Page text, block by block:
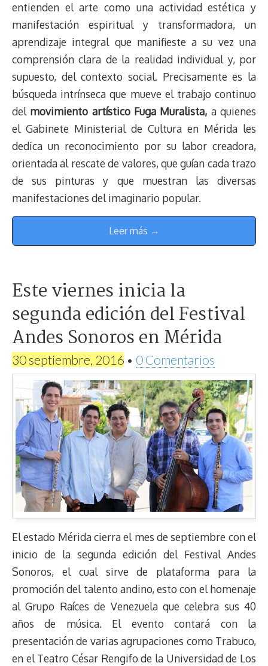
entienden el arte como una actividad estética y
manifestación espiritual y transformadora, un
aprendizaje integral que manifieste a su vez una
comprensión clara de la realidad individual y, por
supuesto, del contexto social. Precisamente es la
búsqueda intrínseca que mueve el trabajo continuo
delmovimiento artístico Fuga Muralista, a quienes
el Gabinete Ministerial de Cultura en Mérida les
dedica un reconocimiento por su labor creadora,
orientada al rescate de valores, que guían cada trazo
de sus pinturas y que muestran las diversas
manifestaciones del imaginario popular.
Leer más →
Este viernes inicia la
segunda edición del Festival
Andes Sonoros en Mérida
30 septiembre, 2016 • 0 Comentarios
El estado Mérida cierra el mes de septiembre con el
inicio de la segunda edición del Festival Andes
Sonoros, el cual sirve de plataforma para la
promoción del talento andino, esto con el homenaje
al Grupo Raíces de Venezuela que celebra sus 40
años de música. El evento contará con la
presentación de varias agrupaciones como Trabuco,
en el Teatro César Rengifo de la Universidad de Los